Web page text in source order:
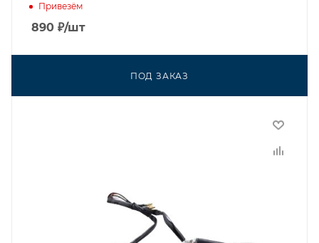
Привезём
890 ₽/шт
ПОД ЗАКАЗ